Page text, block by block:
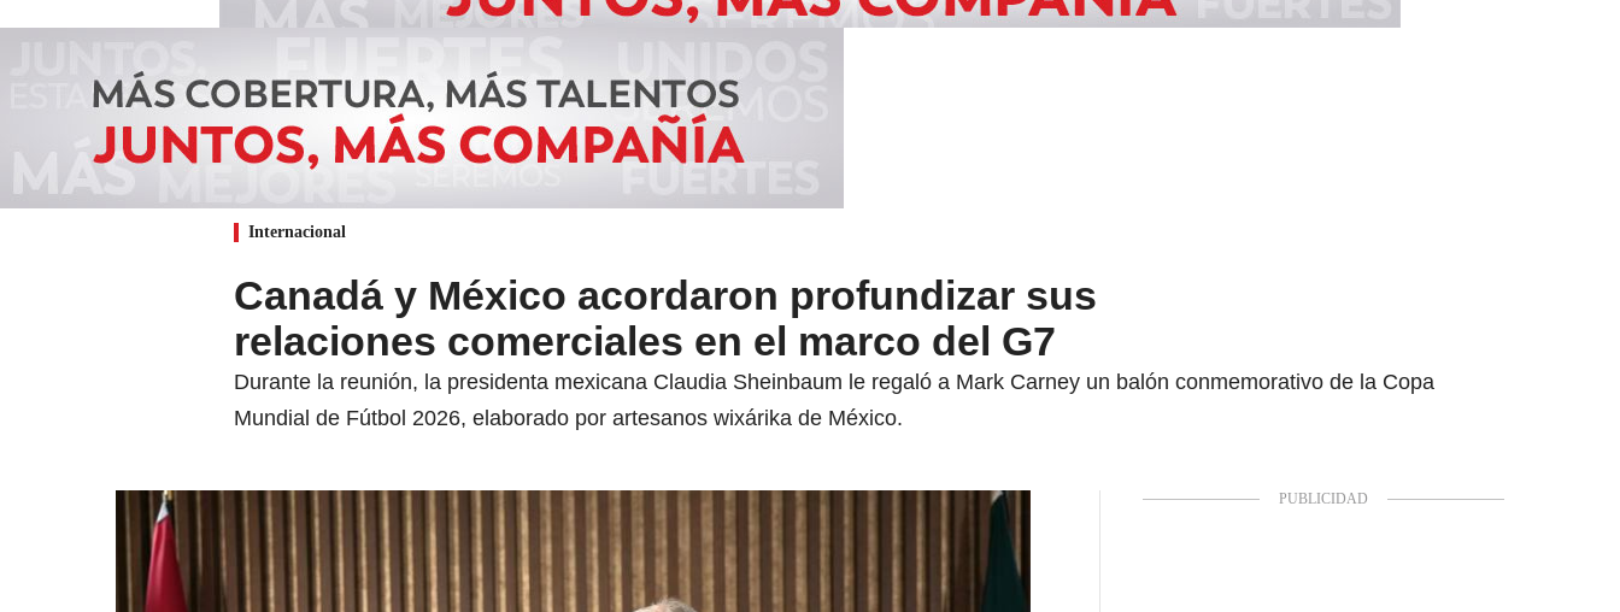
Internacional
Canadá y México acordaron profundizar sus
relaciones comerciales en el marco del G7
Durante la reunión, la presidenta mexicana Claudia Sheinbaum le regaló a Mark Carney un balón conmemorativo de la Copa
Mundial de Fútbol 2026, elaborado por artesanos wixárika de México.